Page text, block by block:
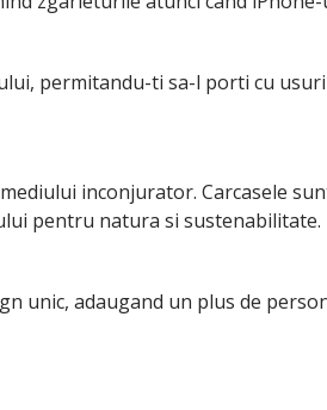
permitandu-ti sa-l porti cu
inconjurator. Carcasele
pentru natura si sustenabilitate.
unic, adaugand un plus de